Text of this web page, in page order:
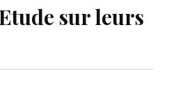
sur leurs